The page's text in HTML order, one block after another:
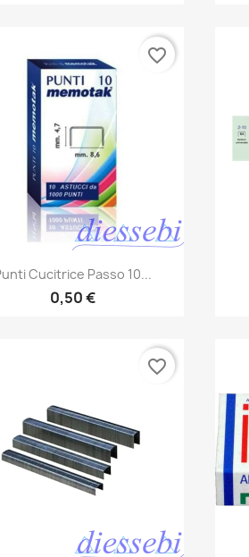
Anteprima
Cucitrice Passo 10...
0,50 €
favorite_border
favorite_border